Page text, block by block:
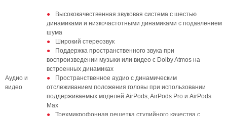
Аудио и
видео
Высококачественная звуковая система с шестью
динамиками и низкочастотными динамиками с подавлением
шума
Широкий стереозвук
Поддержка пространственного звука при
воспроизведении музыки или видео с Dolby Atmos на
встроенных динамиках
Пространственное аудио с динамическим
отслеживанием положения головы при использовании
поддерживаемых моделей AirPods, AirPods Pro и AirPods
Max
Трехмикрофонная решетка студийного качества с